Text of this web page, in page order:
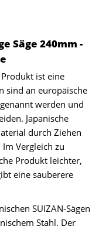
Säge 240mm -
Produkt ist eine
sind an europäische
werden und
Japanische
durch Ziehen
Vergleich zu
Produkt leichter,
eine sauberere
SUIZAN-Sägen
Stahl. Der